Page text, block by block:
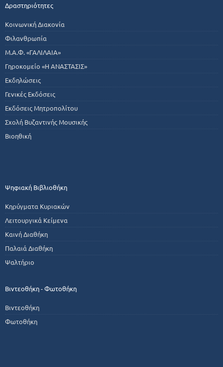
Δραστηριότητες
Κοινωνική Διακονία
Φιλανθρωπία
Μ.Α.Φ. «ΓΑΛΙΛΑΙΑ»
Γηροκομείο «Η ΑΝΑΣΤΑΣΙΣ»
Εκδηλώσεις
Γενικές Εκδόσεις
Εκδόσεις Μητροπολίτου
Σχολή Βυζαντινής Μουσικής
Βιοηθική
Ψηφιακή Βιβλιοθήκη
Κηρύγματα Κυριακών
Λειτουργικά Κείμενα
Καινή Διαθήκη
Παλαιά Διαθήκη
Ψαλτήριο
Βιντεοθήκη - Φωτοθήκη
Βιντεοθήκη
Φωτοθήκη